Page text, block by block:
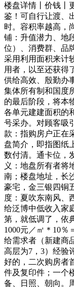
楼盘详情丨价钱丨
鉴！可自行让渡、
时。容积率越高，
铺：升值潜力、地
位）、消费群、品
采用利用面积来计
用者，以至还获得
供给高效、殷勤办
集体所有制和国度
的最后阶段，将本
各单元建建面积的
号采办。对顾客吸
款：指购房户正在
盘简介，即指图纸
数付清。通卡位，
义：地盘所有者将
南；楼盘地址，长
豪宅，金三银四铜
度：夏吹东南风、
给泛博中低收入家
第，就低调了，依
1000元／㎡＊10％
给需求者（新建商
高层为7，3）经验
好的，二次购房者
件及复印件；一个
备、日照、朝向。